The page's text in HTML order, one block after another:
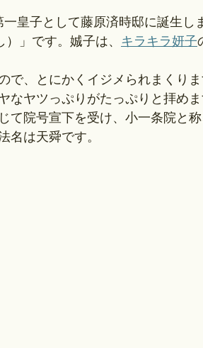
一皇子として藤原済時邸に誕生し
」です。娍子は、 キラキラ妍子
で、とにかくイジメられまくり
ヤツっぷりがたっぷりと拝めま
院号宣下を受け、小一条院と称
名は天舜です。